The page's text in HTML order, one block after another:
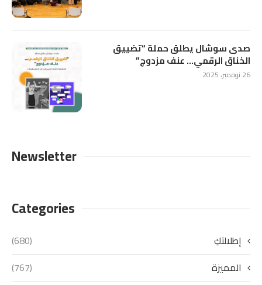
صدى سوشال يطلق حملة “تضييق
الخناق الرقمي… عنف مزدوج”
26 نوفمبر، 2025
Newsletter
Categories
إطلالتكِ
(680)
المميزة
(767)